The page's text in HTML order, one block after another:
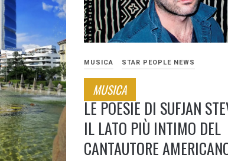
MUSICA STAR PEOPLE NEWS
MUSICA
LE POESIE DI SUFJAN
IL LATO PIÙ INTIMO DEL
CANTAUTORE